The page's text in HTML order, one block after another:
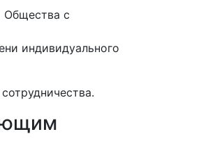
Общества с
индивидуального